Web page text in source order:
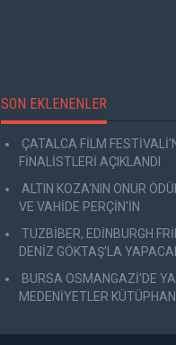
SON EKLENENLER
ÇATALCA FİLM
FİNALİSTLERİ AÇIKLANDI
ALTIN KOZA'NIN ONUR
VE VAHİDE PERÇİN'İN
TUZBİBER, EDİNBURGH
DENİZ GÖKTAŞ'LA
BURSA OSMANGAZİ'DE
MEDENİYETLER